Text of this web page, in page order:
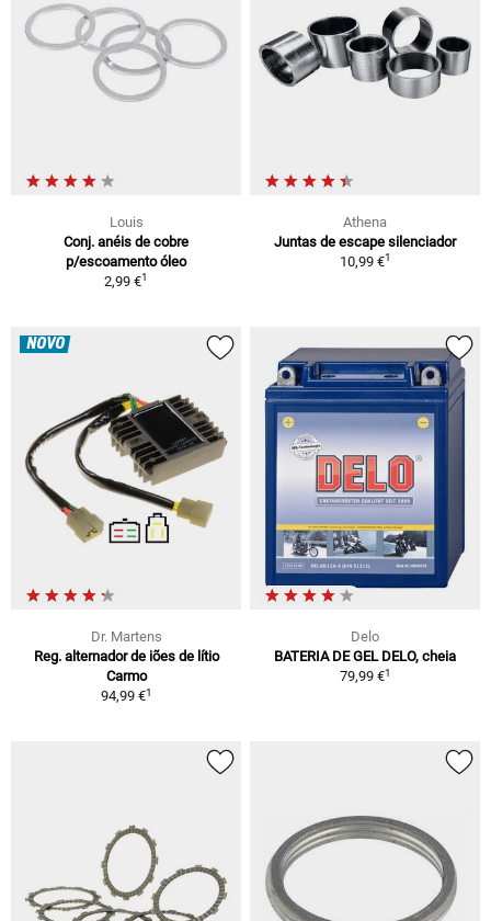
Louis
Conj. anéis de cobre
p/escoamento óleo
2,99 €1
Athena
Juntas de escape silenciador
10,99 €1
NOVO
Dr. Martens
Reg. alternador de iões de lítio
Carmo
94,99 €1
Delo
BATERIA DE GEL DELO, cheia
79,99 €1